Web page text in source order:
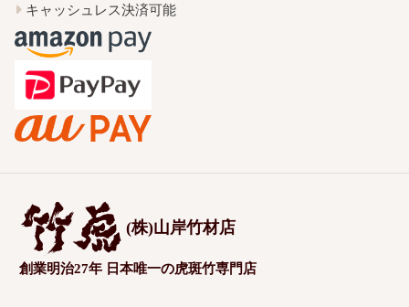
キャッシュレス決済可能
(株)山岸竹材店
創業明治27年 日本唯一の虎斑竹専門店